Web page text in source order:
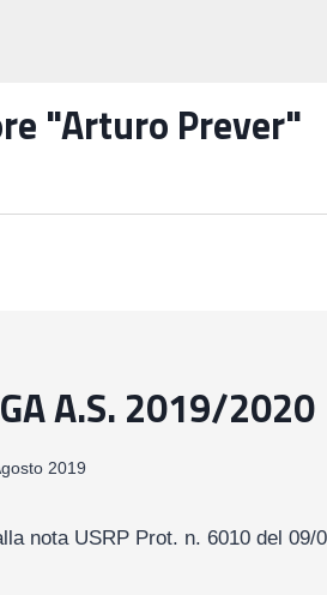
"Arturo Prever"
A.S. 2019/2020
2019
nota USRP Prot. n. 6010 del 09/